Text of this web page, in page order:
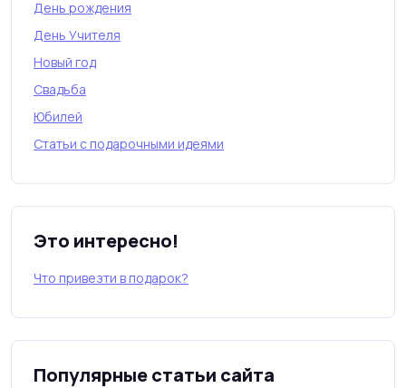
День рождения
День Учителя
Новый год
Свадьба
Юбилей
Статьи с подарочными идеями
Это интересно!
Что привезти в подарок?
Популярные статьи сайта